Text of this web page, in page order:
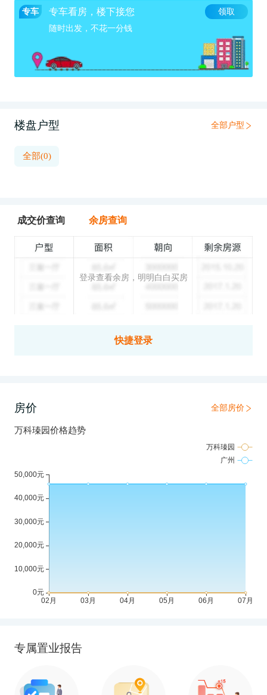
专车 专车看房，楼下接您
领取
随时出发，不花一分钱
楼盘户型 全部户型
全部(0)
成交价查询 余房查询
登录查看余房，明明白白买房
快捷登录
房价 全部房价
专属置业报告